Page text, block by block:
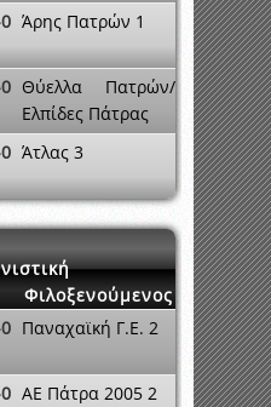
Άρης Πατρών 1
Θύελλα Πατρών/
Ελπίδες Πάτρας
Άτλας 3
Φιλοξενούμενος
Παναχαϊκή Γ.Ε. 2
ΑΕ Πάτρα 2005 2